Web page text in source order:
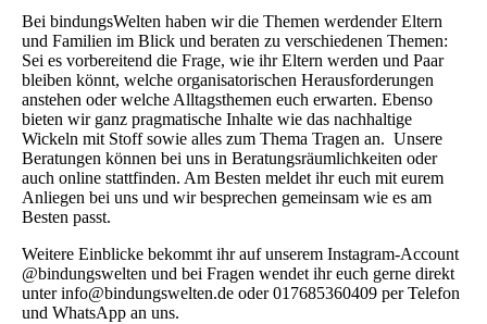
Bei bindungsWelten haben wir die Themen werdender Eltern
und Familien im Blick und beraten zu verschiedenen Themen:
Sei es vorbereitend die Frage, wie ihr Eltern werden und Paar
bleiben könnt, welche organisatorischen Herausforderungen
anstehen oder welche Alltagsthemen euch erwarten. Ebenso
bieten wir ganz pragmatische Inhalte wie das nachhaltige
Wickeln mit Stoff sowie alles zum Thema Tragen an. Unsere
Beratungen können bei uns in Beratungsräumlichkeiten oder
auch online stattfinden. Am Besten meldet ihr euch mit eurem
Anliegen bei uns und wir besprechen gemeinsam wie es am
Besten passt.
Weitere Einblicke bekommt ihr auf unserem Instagram-Account
@bindungswelten und bei Fragen wendet ihr euch gerne direkt
unter info@bindungswelten.de oder 017685360409 per Telefon
und WhatsApp an uns.